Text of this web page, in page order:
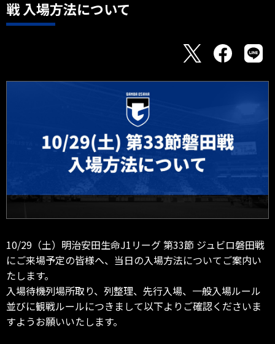
戦 入場方法について
10/29（土）明治安田生命J1リーグ 第33節 ジュビロ磐田戦
にご来場予定の皆様へ、当日の入場方法についてご案内い
たします。
入場待機列場所取り、列整理、先行入場、一般入場ルール
並びに観戦ルールにつきまして以下よりご確認くださいま
すようお願いいたします。